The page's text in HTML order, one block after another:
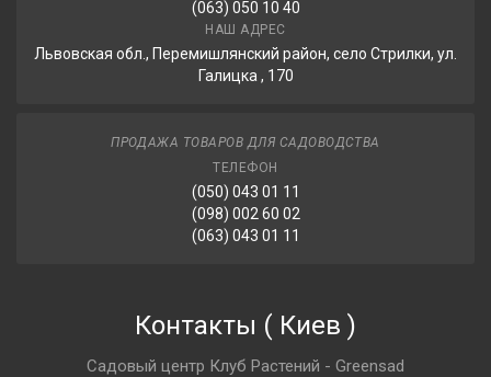
(063) 050 10 40
НАШ АДРЕС
Львовская обл., Перемишлянский район, село Стрилки, ул.
Галицка , 170
ПРОДАЖА ТОВАРОВ ДЛЯ САДОВОДСТВА
ТЕЛЕФОН
(050) 043 01 11
(098) 002 60 02
(063) 043 01 11
Контакты ( Киев )
Садовый центр Клуб Растений - Greensad